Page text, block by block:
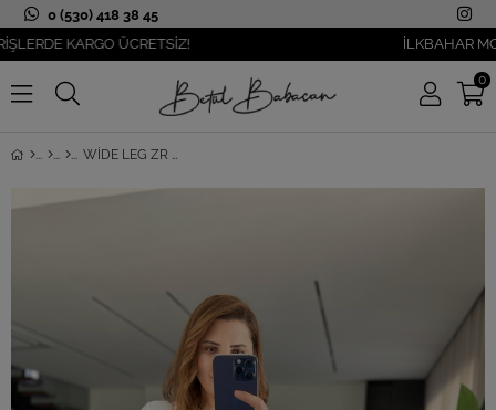
0 (530) 418 38 45
KARGO ÜCRETSİZ!
İLKBAHAR MODASI
0
WIDE LEG ZR MODEL PALAZZO PANTOLON